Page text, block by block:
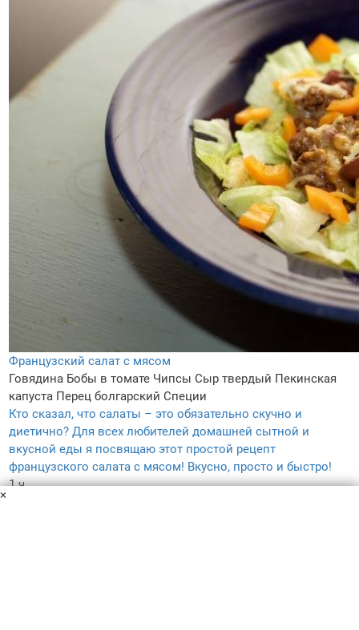
Французский салат с мясом
Говядина Бобы в томате Чипсы Сыр твердый Пекинская
капуста Перец болгарский Специи
Кто сказал, что салаты – это обязательно скучно и
диетично? Для всех любителей домашней сытной и
вкусной еды я посвящаю этот простой рецепт
французского салата с мясом! Вкусно, просто и быстро!
1 ч.
×